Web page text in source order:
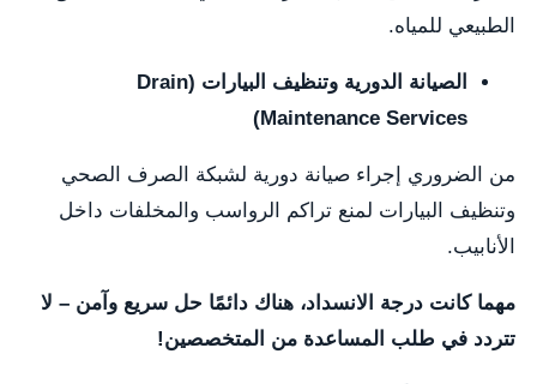
الطبيعي للمياه.
الصيانة الدورية وتنظيف البيارات (Drain
Maintenance Services)
من الضروري إجراء صيانة دورية لشبكة الصرف الصحي
وتنظيف البيارات لمنع تراكم الرواسب والمخلفات داخل
الأنابيب.
مهما كانت درجة الانسداد، هناك دائمًا حل سريع وآمن – لا
تتردد في طلب المساعدة من المتخصصين!